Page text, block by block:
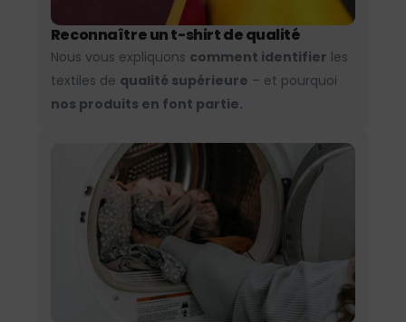
Reconnaître un t-shirt de qualité
Nous vous expliquons comment identifier les
textiles de qualité supérieure – et pourquoi
nos produits en font partie.